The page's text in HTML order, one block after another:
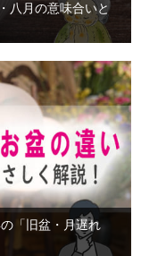
八月の意味合いと
「旧盆・月遅れ